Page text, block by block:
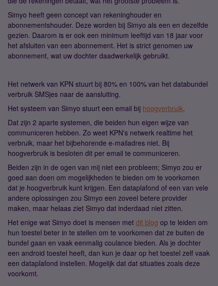
Simyo heeft geen concept van rekeninghouder en
abonnementshouder. Deze worden bij Simyo als een en dezelfde
gezien. Daarom is er ook een minimum leeftijd van 18 jaar voor
het afsluiten van een abonnement. Het is strict genomen uw
abonnement, wat uw dochter daadwerkelijk gebruikt.
Het netwerk van KPN stuurt bij 80% en 100% van het databundel
verbruik SMSjes naar de aansluiting.
Het systeem van Simyo stuurt een email bij hoogverbruik.
Dat zijn 2 aparte systemen, die beiden hun eigen wijze van
communiceren hebben. Zo weet KPN's netwerk realtime het
verbruik, maar het bijbehorende e-mailadres niet. Bij
hoogverbruik is besloten dit per email te communiceren.
Beiden zijn in de ogen van mij niet een probleem; Simyo zou er
goed aan doen om mogelijkheden te bieden om te voorkomen
dat je hoogverbruik kunt krijgen. Een dataplafond of een van vele
andere oplossingen zou Simyo een zoveel betere provider
maken, maar helaas ziet Simyo dat inderdaad niet zitten.
Het enige wat Simyo doet is mensen met dit blog op te leiden om
hun toestel beter in te stellen om te voorkomen dat ze buiten de
bundel gaan en vaak eenmalig coulance bieden. Als je dochter
een android toestel heeft, dan kun je daar op het toestel zelf vaak
een dataplafond instellen. Mogelijk dat dat situaties zoals deze
voorkomt.